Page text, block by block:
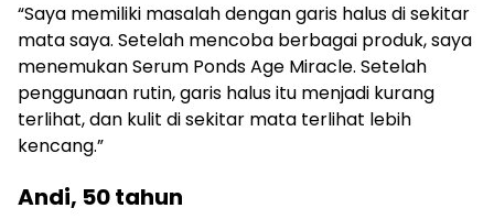
“Saya memiliki masalah dengan garis halus di sekitar
mata saya. Setelah mencoba berbagai produk, saya
menemukan Serum Ponds Age Miracle. Setelah
penggunaan rutin, garis halus itu menjadi kurang
terlihat, dan kulit di sekitar mata terlihat lebih
kencang.”
Andi, 50 tahun